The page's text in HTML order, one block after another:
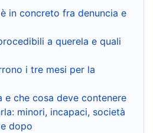
in concreto fra denuncia e
a querela e quali
i tre mesi per la
e che cosa deve contenere
minori, incapaci, società
dopo